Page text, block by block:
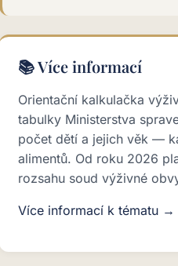
📚 Více informací
Orientační kalkulačka
tabulky Ministerstva
počet dětí a jejich věk —
alimentů. Od roku 2026
rozsahu soud výživné
Více informací k tématu →